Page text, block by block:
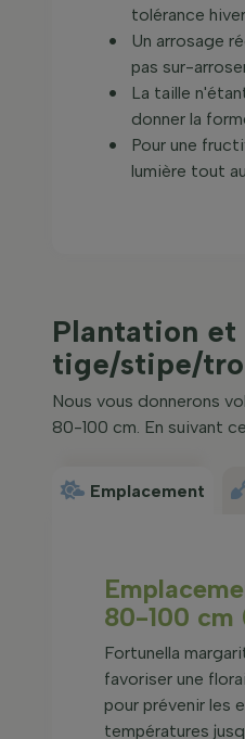
tolérance
Un arrosage
pas sur-
La taille
donner la
Pour une
lumière tout
Plantation
tige/stipe/
Nous vous donnerons
80-100 cm. En suivant
Emplacement
80-100 cm
Fortunella
favoriser une
pour prévenir les
températures